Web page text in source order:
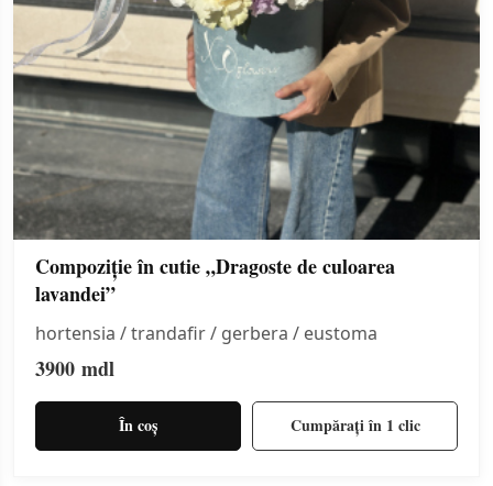
Compoziție în cutie „Dragoste de culoarea
lavandei”
hortensia / trandafir / gerbera / eustoma
3900 mdl
În coș Cumpărați în 1 clic